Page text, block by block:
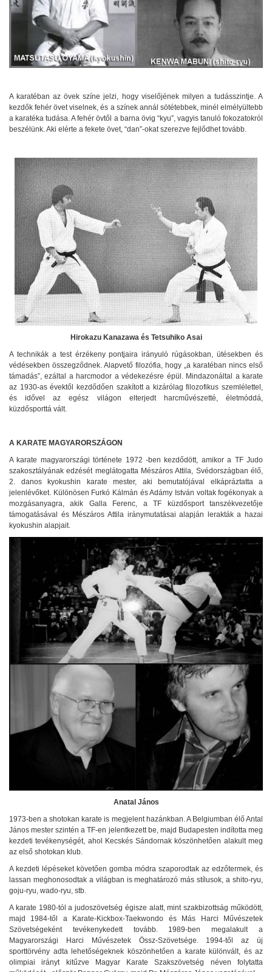
A karatéban az övek színe jelzi, hogy viselőjének milyen a tudásszintje. A
kezdők fehér övet viselnek, és a színek annál sötétebbek, minél elmélyültebb
a karatéka tudása. A fehér övtől a barna övig “kyu”, vagyis tanuló fokozatokról
beszélünk. Aki elérte a fekete övet, “dan”-okat szerezve fejlődhet tovább.
Hirokazu Kanazawa és Tetsuhiko Asai
A technikák a test érzékeny pontjaira irányuló rúgásokban, ütésekben és
védésekben összegződnek. Alapvető filozófia, hogy „a karatéban nincs első
támadás”, ezáltal a harcmodor a védekezésre épül. Mindazonáltal a karate
az 1930-as évektől kezdődően szakított a kizárólag filozofikus szemlélettel,
és idővel az egész világon elterjedt harcművészetté, életmóddá,
küzdősporttá vált.
A KARATE MAGYARORSZÁGON
A karate magyarországi története 1972 -ben kezdődött, amikor a TF Judo
szakosztályának edzését meglátogatta Mészáros Attila, Svédországban élő,
2. danos kyokushin karate mester, aki bemutatójával elkápráztatta a
jelenlévőket. Különösen Furkó Kálmán és Adámy István voltak fogékonyak a
mozgásanyagra, akik Galla Ferenc, a TF küzdősport tanszékvezetője
támogatásával és Mészáros Attila iránymutatásai alapján lerakták a hazai
kyokushin alapjait.
Anatal János
1973-ben a shotokan karate is megjelent hazánkban. A Belgiumban élő Antal
János mester szintén a TF-en jelentkezett be, majd Budapesten indította meg
kezdeti tevékenységét, ahol Kecskés Sándornak köszönhetően alakult meg
az első shotokan klub.
A kezdeti lépéseket követően gomba módra szaporodtak az edzőtermek, és
lassan meghonosodtak a világban is meghatározó más stílusok, a shito-ryu,
goju-ryu, wado-ryu, stb.
A karate 1980-tól a judoszövetség égisze alatt, mint szakbizottság működött,
majd 1984-től a Karate-Kickbox-Taekwondo és Más Harci Művészetek
Szövetségeként tevékenykedett tovább. 1989-ben megalakult a
Magyarországi Harci Művészetek Össz-Szövetsége. 1994-től az új
sporttörvény adta lehetőségeknek köszönhetően a karate különvált, és az
olimpiai irányt kitűzve Magyar Karate Szakszövetség néven folytatta